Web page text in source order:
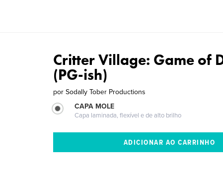
Critter Village: Game of
(PG-ish)
por Sodally Tober Productions
CAPA MOLE
Capa laminada, flexível e de alto brilho